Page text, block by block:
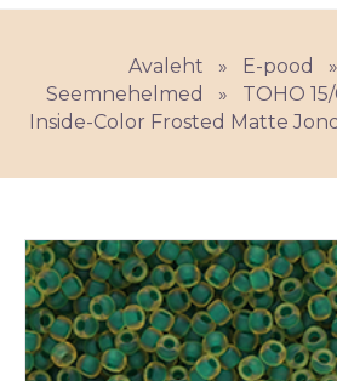
Avaleht » E-pood »
Seemnehelmed
» TOHO
Inside-Color Frosted Matte